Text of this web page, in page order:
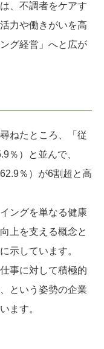
、不調者をケアす
力や働きがいを高
グ経営」へと広が
ねたところ、「従
％）と並んで、
％）が6割超と高
ングを単なる健康
上を支える概念と
示しています。
事に対して積極的
という姿勢の企業
ます。